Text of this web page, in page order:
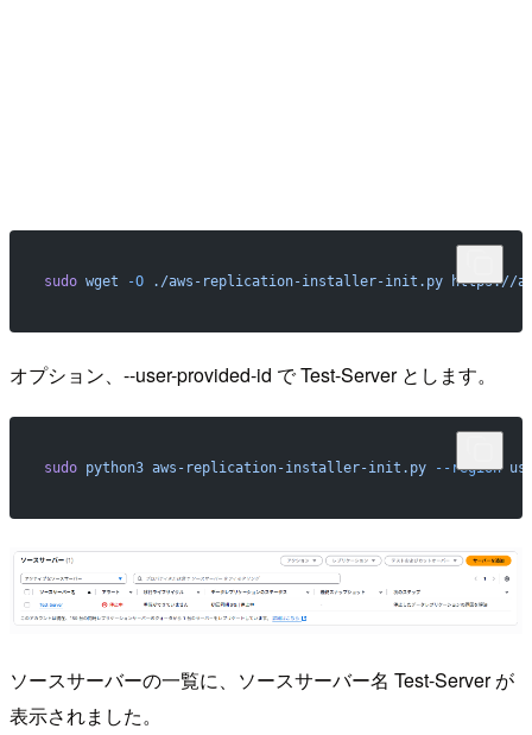
sudo wget -O ./aws-replication-installer-init.py https://
オプション、--user-provided-id で Test-Server とします。
sudo python3 aws-replication-installer-init.py --region us-
ソースサーバーの一覧に、ソースサーバー名 Test-Server が
表示されました。